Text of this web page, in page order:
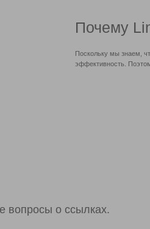
Почему
Поскольку мы знаем,
эффективность.
вопросы о ссылках.